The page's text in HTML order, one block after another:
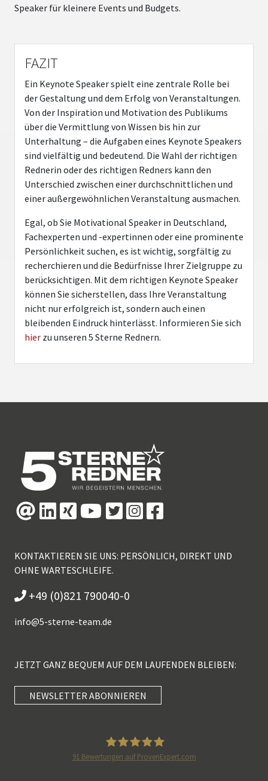
Speaker für kleinere Events und Budgets.
FAZIT
Ein Keynote Speaker spielt eine zentrale Rolle bei
der Gestaltung und dem Erfolg von Veranstaltungen.
Von der Inspiration und Motivation des Publikums
über die Vermittlung von Wissen bis hin zur
Unterhaltung – die Aufgaben eines Keynote Speakers
sind vielfältig und bedeutend. Die Wahl der richtigen
Rednerin oder des richtigen Redners kann den
Unterschied zwischen einer durchschnittlichen und
einer außergewöhnlichen Veranstaltung ausmachen.
Egal, ob Sie Motivational Speaker in Deutschland,
Fachexperten und -expertinnen oder eine prominente
Persönlichkeit suchen, es ist wichtig, sorgfältig zu
recherchieren und die Bedürfnisse Ihrer Zielgruppe zu
berücksichtigen. Mit dem richtigen Keynote Speaker
können Sie sicherstellen, dass Ihre Veranstaltung
nicht nur erfolgreich ist, sondern auch einen
bleibenden Eindruck hinterlässt. Informieren Sie sich
hier zu unseren 5 Sterne Rednern.
KONTAKTIEREN SIE UNS: PERSÖNLICH, DIREKT UND
OHNE WARTESCHLEIFE.
+49 (0)821 790040-0
info@5-sterne-team.de
JETZT GANZ BEQUEM AUF DEM LAUFENDEN BLEIBEN:
NEWSLETTER ABONNIEREN
91 Bewertungen auf ProvenExpert.com
SEHR GUT